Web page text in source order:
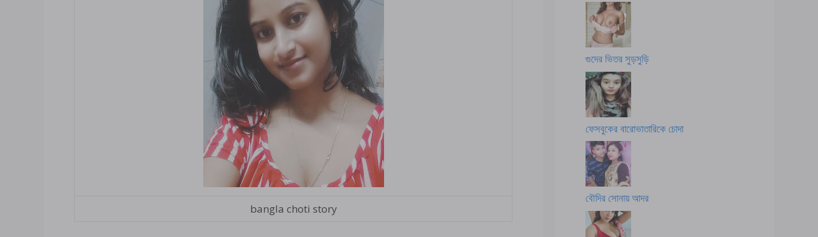
bangla choti story
গুদের ভিতর সুড়সুড়ি
ফেসবুকের বারোভাতারিকে চোদা
বৌদির সোনায় আদর